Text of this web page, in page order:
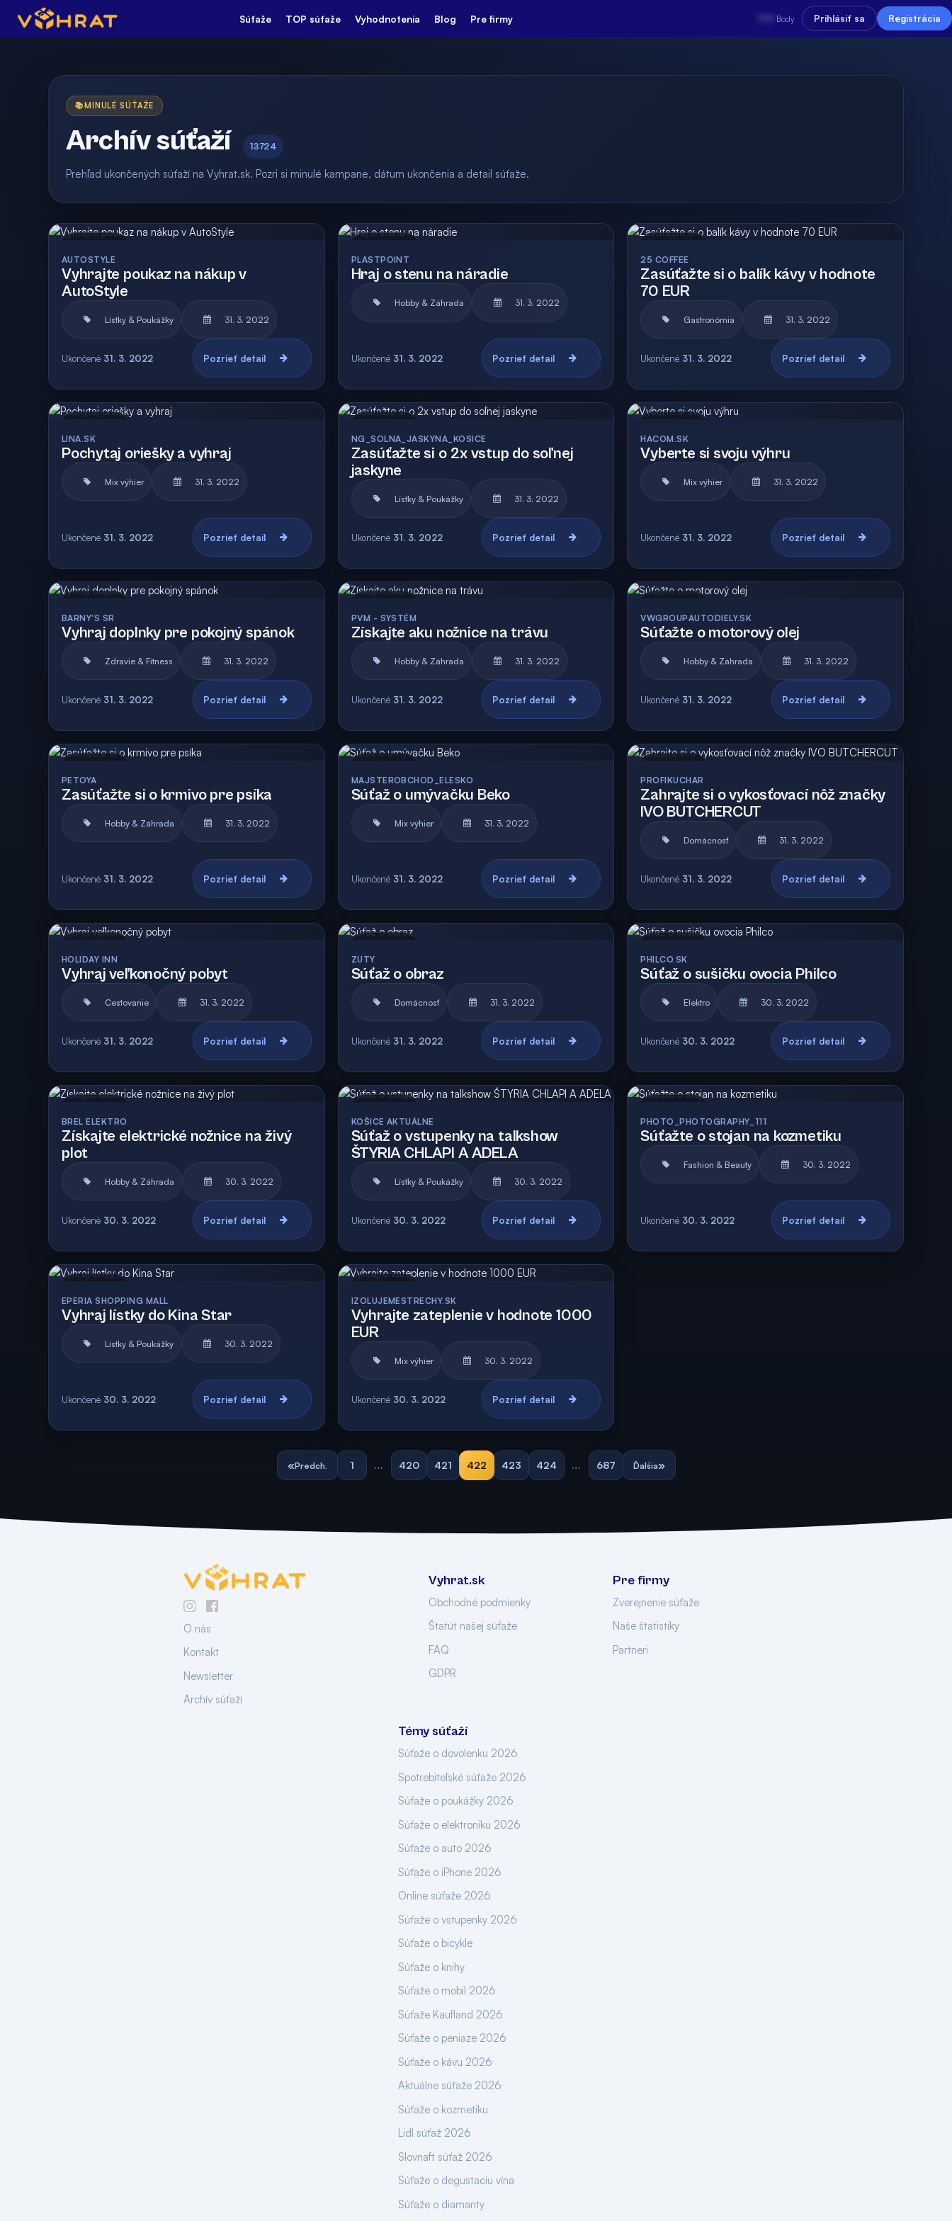
Súťaže TOP súťaže Vyhodnotenia Blog Pre firmy Body Prihlásiť sa Registrácia
📚 MINULÉ SÚŤAŽE
Archív súťaží 13724
Prehľad ukončených súťaží na Vyhrat.sk. Pozri si minulé kampane, dátum ukončenia a detail súťaže.
AUTOSTYLE
Vyhrajte poukaz na nákup v
AutoStyle
Lístky & Poukážky 31. 3. 2022
Ukončené 31. 3. 2022 Pozrieť detail
PLASTPOINT
Hraj o stenu na náradie
Hobby & Záhrada 31. 3. 2022
Ukončené 31. 3. 2022 Pozrieť detail
25 COFFEE
Zasúťažte si o balík kávy v hodnote
70 EUR
Gastronómia 31. 3. 2022
Ukončené 31. 3. 2022 Pozrieť detail
LINA.SK
Pochytaj oriešky a vyhraj
Mix výhier 31. 3. 2022
Ukončené 31. 3. 2022 Pozrieť detail
NG_SOLNA_JASKYNA_KOSICE
Zasúťažte si o 2x vstup do soľnej
jaskyne
Lístky & Poukážky 31. 3. 2022
Ukončené 31. 3. 2022 Pozrieť detail
HACOM.SK
Vyberte si svoju výhru
Mix výhier 31. 3. 2022
Ukončené 31. 3. 2022 Pozrieť detail
BARNY'S SR
Vyhraj doplnky pre pokojný spánok
Zdravie & Fitness 31. 3. 2022
Ukončené 31. 3. 2022 Pozrieť detail
PVM - SYSTÉM
Získajte aku nožnice na trávu
Hobby & Záhrada 31. 3. 2022
Ukončené 31. 3. 2022 Pozrieť detail
VWGROUPAUTODIELY.SK
Súťažte o motorový olej
Hobby & Záhrada 31. 3. 2022
Ukončené 31. 3. 2022 Pozrieť detail
PETOYA
Zasúťažte si o krmivo pre psíka
Hobby & Záhrada 31. 3. 2022
Ukončené 31. 3. 2022 Pozrieť detail
MAJSTEROBCHOD_ELESKO
Súťaž o umývačku Beko
Mix výhier 31. 3. 2022
Ukončené 31. 3. 2022 Pozrieť detail
PROFIKUCHAR
Zahrajte si o vykosťovací nôž značky
IVO BUTCHERCUT
Domácnosť 31. 3. 2022
Ukončené 31. 3. 2022 Pozrieť detail
HOLIDAY INN
Vyhraj veľkonočný pobyt
Cestovanie 31. 3. 2022
Ukončené 31. 3. 2022 Pozrieť detail
ZUTY
Súťaž o obraz
Domácnosť 31. 3. 2022
Ukončené 31. 3. 2022 Pozrieť detail
PHILCO.SK
Súťaž o sušičku ovocia Philco
Elektro 30. 3. 2022
Ukončené 30. 3. 2022 Pozrieť detail
BREL ELEKTRO
Získajte elektrické nožnice na živý
plot
Hobby & Záhrada 30. 3. 2022
Ukončené 30. 3. 2022 Pozrieť detail
KOŠICE AKTUÁLNE
Súťaž o vstupenky na talkshow
ŠTYRIA CHLAPI A ADELA
Lístky & Poukážky 30. 3. 2022
Ukončené 30. 3. 2022 Pozrieť detail
PHOTO_PHOTOGRAPHY_111
Súťažte o stojan na kozmetiku
Fashion & Beauty 30. 3. 2022
Ukončené 30. 3. 2022 Pozrieť detail
EPERIA SHOPPING MALL
Vyhraj lístky do Kina Star
Lístky & Poukážky 30. 3. 2022
Ukončené 30. 3. 2022 Pozrieť detail
IZOLUJEMESTRECHY.SK
Vyhrajte zateplenie v hodnote 1000
EUR
Mix výhier 30. 3. 2022
Ukončené 30. 3. 2022 Pozrieť detail
«Predch. 1 … 420 421 422 423 424 … 687 Ďalšia»
O nás
Kontakt
Newsletter
Archív súťaží
Vyhrat.sk
Obchodné podmienky
Štatút našej súťaže
FAQ
GDPR
Pre firmy
Zverejnenie súťaže
Naše štatistiky
Partneri
Témy súťaží
Súťaže o dovolenku 2026
Spotrebiteľské súťaže 2026
Súťaže o poukážky 2026
Súťaže o elektroniku 2026
Súťaže o auto 2026
Súťaže o iPhone 2026
Online súťaže 2026
Súťaže o vstupenky 2026
Súťaže o bicykle
Súťaže o knihy
Súťaže o mobil 2026
Súťaže Kaufland 2026
Súťaže o peniaze 2026
Súťaže o kávu 2026
Aktuálne súťaže 2026
Súťaže o kozmetiku
Lidl súťaž 2026
Slovnaft súťaž 2026
Súťaže o degustaciu vína
Súťaže o diamanty